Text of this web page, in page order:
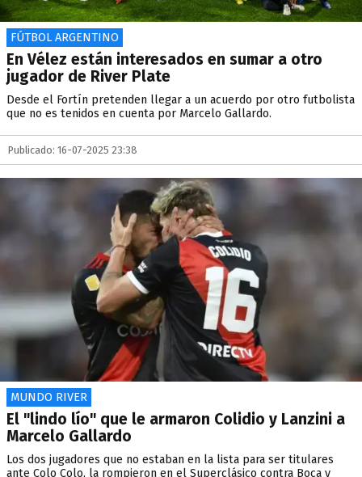
FÚTBOL ARGENTINO
En Vélez están interesados en sumar a otro
jugador de River Plate
Desde el Fortín pretenden llegar a un acuerdo por otro futbolista
que no es tenidos en cuenta por Marcelo Gallardo.
Publicado: 16-07-2025 23:38
MUNDO RIVER
El "lindo lío" que le armaron Colidio y Lanzini a
Marcelo Gallardo
Los dos jugadores que no estaban en la lista para ser titulares
ante Colo Colo, la rompieron en el Superclásico contra Boca y